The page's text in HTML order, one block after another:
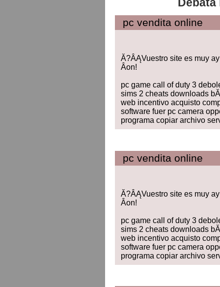
pc vendita online
Ă?ÂĄVuestro site es muy
Â­on!
pc game call of duty 3
sims 2 cheats downloads
web incentivo acquisto
software fuer pc camera
programa copiar archivo
pc vendita online
Ă?ÂĄVuestro site es muy
Â­on!
pc game call of duty 3
sims 2 cheats downloads
web incentivo acquisto
software fuer pc camera
programa copiar archivo